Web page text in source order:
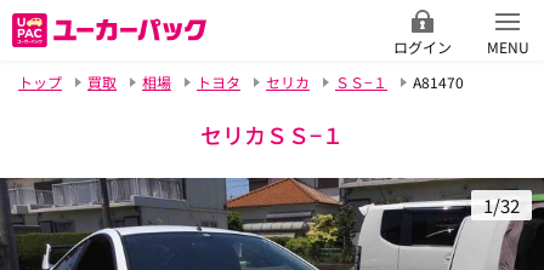
ログイン
MENU
トップ
買取 相場 トヨタ セリカ ＳＳ−１ A81470
セリカＳＳ−１
1/32